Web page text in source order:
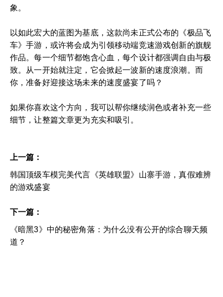
象。
以如此宏大的蓝图为基底，这款尚未正式公布的《极品飞
车》手游，或许将会成为引领移动端竞速游戏创新的旗舰
作品。每一个细节都饱含心血，每个设计都强调自由与极
致。从一开始就注定，它会掀起一波新的速度浪潮。而
你，准备好迎接这场未来的速度盛宴了吗？
如果你喜欢这个方向，我可以帮你继续润色或者补充一些
细节，让整篇文章更为充实和吸引。
上一篇：
韩国顶级车模完美代言《英雄联盟》山寨手游，真假难辨
的游戏盛宴
下一篇：
《暗黑3》中的秘密角落：为什么没有公开的综合聊天频
道？